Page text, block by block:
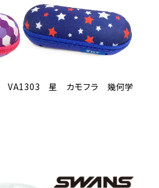
VA1303 星 カモフラ 幾何学